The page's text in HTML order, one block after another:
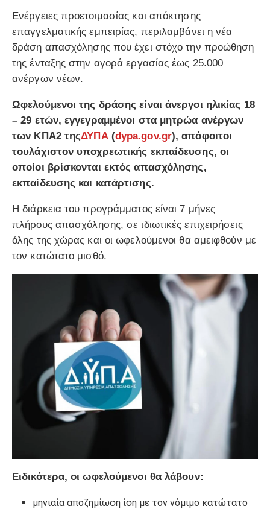
Ενέργειες προετοιμασίας και απόκτησης
επαγγελματικής εμπειρίας, περιλαμβάνει η νέα
δράση απασχόλησης που έχει στόχο την προώθηση
της ένταξης στην αγορά εργασίας έως 25.000
ανέργων νέων.
Ωφελούμενοι της δράσης είναι άνεργοι ηλικίας 18
– 29 ετών, εγγεγραμμένοι στα μητρώα ανέργων
των ΚΠΑ2 τηςΔΥΠΑ(dypa.gov.gr), απόφοιτοι
τουλάχιστον υποχρεωτικής εκπαίδευσης, οι
οποίοι βρίσκονται εκτός απασχόλησης,
εκπαίδευσης και κατάρτισης.
Η διάρκεια του προγράμματος είναι 7 μήνες
πλήρους απασχόλησης, σε ιδιωτικές επιχειρήσεις
όλης της χώρας και οι ωφελούμενοι θα αμειφθούν με
τον κατώτατο μισθό.
Ειδικότερα, οι ωφελούμενοι θα λάβουν:
μηνιαία αποζημίωση ίση με τον νόμιμο κατώτατο